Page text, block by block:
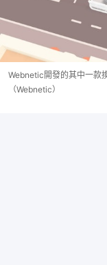
Webnetic開發的其中一款
（Webnetic）